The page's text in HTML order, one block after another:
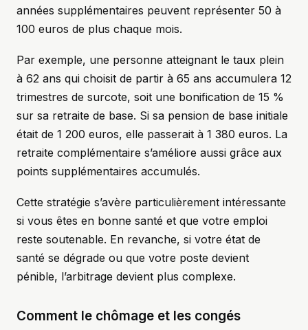
années supplémentaires peuvent représenter 50 à
100 euros de plus chaque mois.
Par exemple, une personne atteignant le taux plein
à 62 ans qui choisit de partir à 65 ans accumulera 12
trimestres de surcote, soit une bonification de 15 %
sur sa retraite de base. Si sa pension de base initiale
était de 1 200 euros, elle passerait à 1 380 euros. La
retraite complémentaire s’améliore aussi grâce aux
points supplémentaires accumulés.
Cette stratégie s’avère particulièrement intéressante
si vous êtes en bonne santé et que votre emploi
reste soutenable. En revanche, si votre état de
santé se dégrade ou que votre poste devient
pénible, l’arbitrage devient plus complexe.
Comment le chômage et les congés